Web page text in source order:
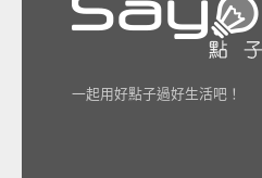
一起用好點子過好生活吧！